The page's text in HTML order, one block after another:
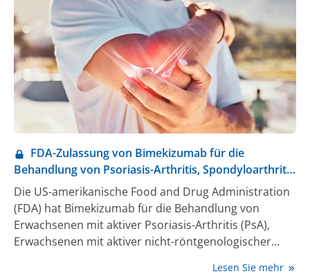
FDA-Zulassung von Bimekizumab für die
Behandlung von Psoriasis-Arthritis, Spondyloarthritis
und ankylosierender Spondylitis
Die US-amerikanische Food and Drug Administration
(FDA) hat Bimekizumab für die Behandlung von
Erwachsenen mit aktiver Psoriasis-Arthritis (PsA),
Erwachsenen mit aktiver nicht-röntgenologischer
Lesen Sie mehr